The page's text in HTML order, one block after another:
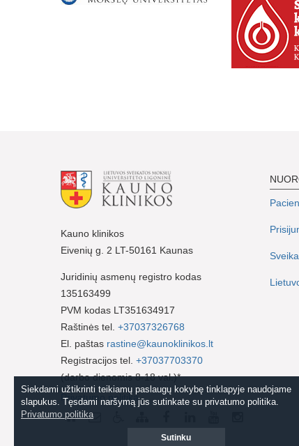
Siekdami užtikrinti teikiamų paslaugų kokybę tinklapyje naudojame
slapukus. Tęsdami naršymą jūs sutinkate su privatumo politika.
Privatumo politika
Sutinku
Kauno klinikos
Eivenių g. 2 LT-50161 Kaunas
Juridinių asmenų registro kodas
135163499
PVM kodas LT351634917
Raštinės tel. +37037326768
El. paštas rastine@kaunoklinikos.lt
Registracijos tel. +37037703370
(darbo dienomis 8-18 val.)*
Privatumo politika